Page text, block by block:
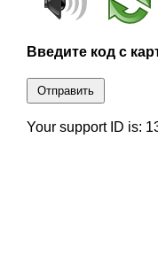
Введите код с
Отправить
Your support ID is: